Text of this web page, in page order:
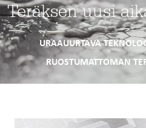
Teräksen uusi
URAAUURTAVA
RUOSTUMATTOMAN